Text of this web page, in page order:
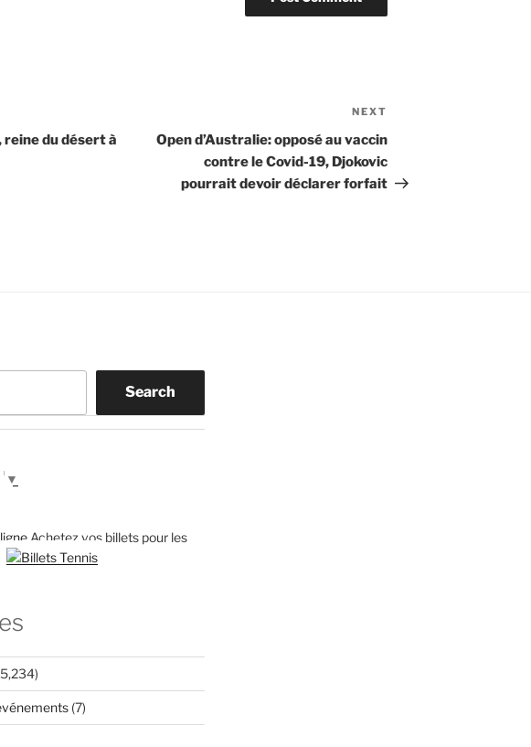
reine du désert à
Post
NEXT
Open d’Australie: opposé au vaccin
contre le Covid-19, Djokovic
pourrait devoir déclarer forfait
Search
▼
Achetez vos billets pour les
(7)